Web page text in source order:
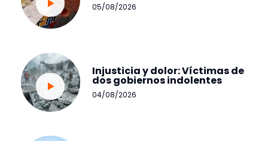
05/08/2026
Injusticia y dolor: Víctimas de
dos gobiernos indolentes
04/08/2026